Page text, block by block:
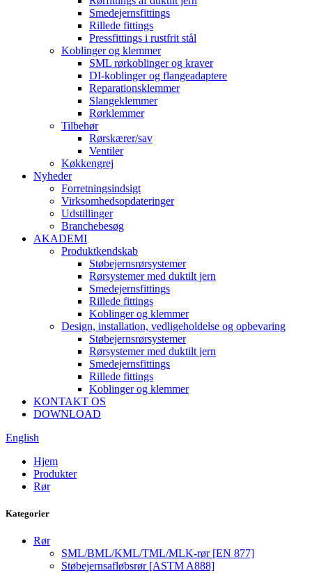
Smedejernsfittings
Rillede fittings
Pressfittings i rustfrit stål
Koblinger og klemmer
SML rørkoblinger og kraver
DI-koblinger og flangeadaptere
Reparationsklemmer
Slangeklemmer
Rørklemmer
Tilbehør
Rørskærer/sav
Ventiler
Køkkengrej
Nyheder
Forretningsindsigt
Virksomhedsopdateringer
Udstillinger
Branchebesøg
AKADEMI
Produktkendskab
Støbejernsrørsystemer
Rørsystemer med duktilt jern
Smedejernsfittings
Rillede fittings
Koblinger og klemmer
Design, installation, vedligeholdelse og opbevaring
Støbejernsrørsystemer
Rørsystemer med duktilt jern
Smedejernsfittings
Rillede fittings
Koblinger og klemmer
KONTAKT OS
DOWNLOAD
English
Hjem
Produkter
Rør
Kategorier
Rør
SML/BML/KML/TML/MLK-rør [EN 877]
Støbejernsafløbsrør [ASTM A888]